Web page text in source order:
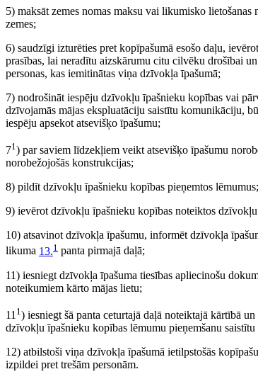
5) maksāt zemes nomas maksu vai likumisko
zemes;
6) saudzīgi izturēties pret kopīpašumā esošo daļu,
prasības, lai neradītu aizskārumu citu cilvēku drošībai
personas, kas iemitinātas viņa dzīvokļa īpašumā;
7) nodrošināt iespēju dzīvokļu īpašnieku kopības vai
dzīvojamās mājas ekspluatāciju saistītu komunikāciju,
iespēju apsekot atsevišķo īpašumu;
71) par saviem līdzekļiem veikt atsevišķo īpašumu
norobežojošās konstrukcijas;
8) pildīt dzīvokļu īpašnieku kopības pieņemtos lēmumus;
9) ievērot dzīvokļu īpašnieku kopības noteiktos
10) atsavinot dzīvokļa īpašumu, informēt dzīvokļa
likuma 13.1 panta pirmajā daļā;
11) iesniegt dzīvokļa īpašuma tiesības apliecinošu
noteikumiem kārto mājas lietu;
11 1 ) iesniegt šā panta ceturtajā daļā noteiktajā kārtībā
dzīvokļu īpašnieku kopības lēmumu pieņemšanu
12) atbilstoši viņa dzīvokļa īpašumā ietilpstošās
izpildei pret trešām personām.